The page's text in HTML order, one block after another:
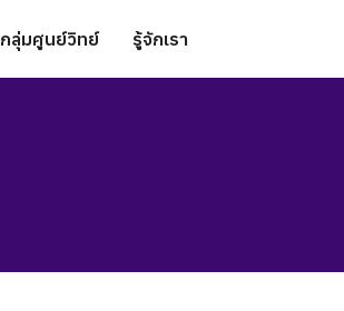
กลุ่มศูนย์วิทย์ รู้จักเรา